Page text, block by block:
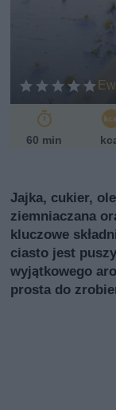
60 min
Jajka, cukier,
ziemniaczana
kluczowe
ciasto jest
wyjątkowego
prosta do